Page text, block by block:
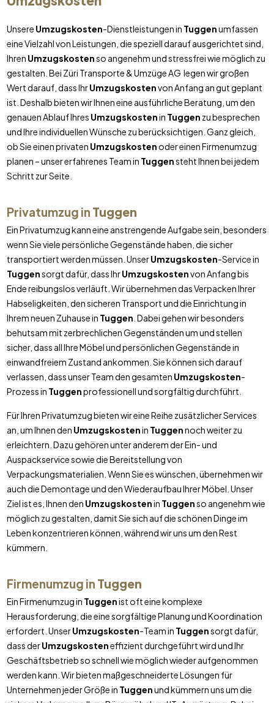
Unsere Umzugskosten-Dienstleistungen in Tuggenumfassen
eine Vielzahl von Leistungen, die speziell darauf ausgerichtet sind,
Ihren Umzugskostenso angenehm und stressfrei wie möglich zu
gestalten. Bei Züri Transporte & Umzüge AG legen wir großen
Wert darauf, dass IhrUmzugskostenvon Anfang an gut geplant
ist. Deshalb bieten wir Ihnen eine ausführliche Beratung, um den
genauen Ablauf Ihres Umzugskostenin Tuggen zu besprechen
und Ihre individuellen Wünsche zu berücksichtigen. Ganz gleich,
ob Sie einen privaten Umzugskostenoder einen Firmenumzug
planen – unser erfahrenes Team in Tuggensteht Ihnen bei jedem
Schritt zur Seite.
Privatumzug in Tuggen
Ein Privatumzug kann eine anstrengende Aufgabe sein, besonders
wenn Sie viele persönliche Gegenstände haben, die sicher
transportiert werden müssen. UnserUmzugskosten-Service in
Tuggensorgt dafür, dass IhrUmzugskostenvon Anfang bis
Ende reibungslos verläuft. Wir übernehmen das Verpacken Ihrer
Habseligkeiten, den sicheren Transport und die Einrichtung in
Ihrem neuen Zuhause in Tuggen . Dabei gehen wir besonders
behutsam mit zerbrechlichen Gegenständen um und stellen
sicher, dass all Ihre Möbel und persönlichen Gegenstände in
einwandfreiem Zustand ankommen. Sie können sich darauf
verlassen, dass unser Team den gesamten Umzugskosten-
Prozess in Tuggenprofessionell und sorgfältig durchführt.
Für Ihren Privatumzug bieten wir eine Reihe zusätzlicher Services
an, um Ihnen den Umzugskostenin Tuggennoch weiter zu
erleichtern. Dazu gehören unter anderem der Ein- und
Auspackservice sowie die Bereitstellung von
Verpackungsmaterialien. Wenn Sie es wünschen, übernehmen wir
auch die Demontage und den Wiederaufbau Ihrer Möbel. Unser
Ziel ist es, Ihnen den Umzugskostenin Tuggenso angenehm wie
möglich zu gestalten, damit Sie sich auf die schönen Dinge im
Leben konzentrieren können, während wir uns um den Rest
kümmern.
Firmenumzug in Tuggen
Ein Firmenumzug in Tuggenist oft eine komplexe
Herausforderung, die eine sorgfältige Planung und Koordination
erfordert. UnserUmzugskosten-Team in Tuggensorgt dafür,
dass derUmzugskosteneffizient durchgeführt wird und Ihr
Geschäftsbetrieb so schnell wie möglich wieder aufgenommen
werden kann. Wir bieten maßgeschneiderte Lösungen für
Unternehmen jeder Größe in Tuggenund kümmern uns um die